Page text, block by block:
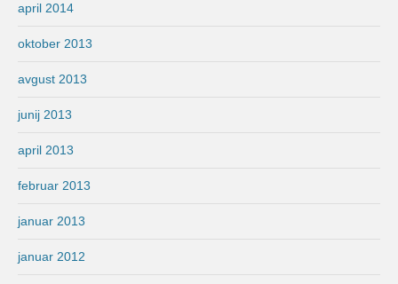
april 2014
oktober 2013
avgust 2013
junij 2013
april 2013
februar 2013
januar 2013
januar 2012